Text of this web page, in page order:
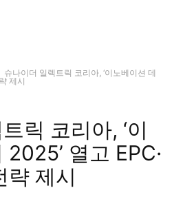
슈나이더 일렉트릭 코리아, ‘이노베이션 데
제시
릭 코리아, ‘이
열고 EPC·
략 제시